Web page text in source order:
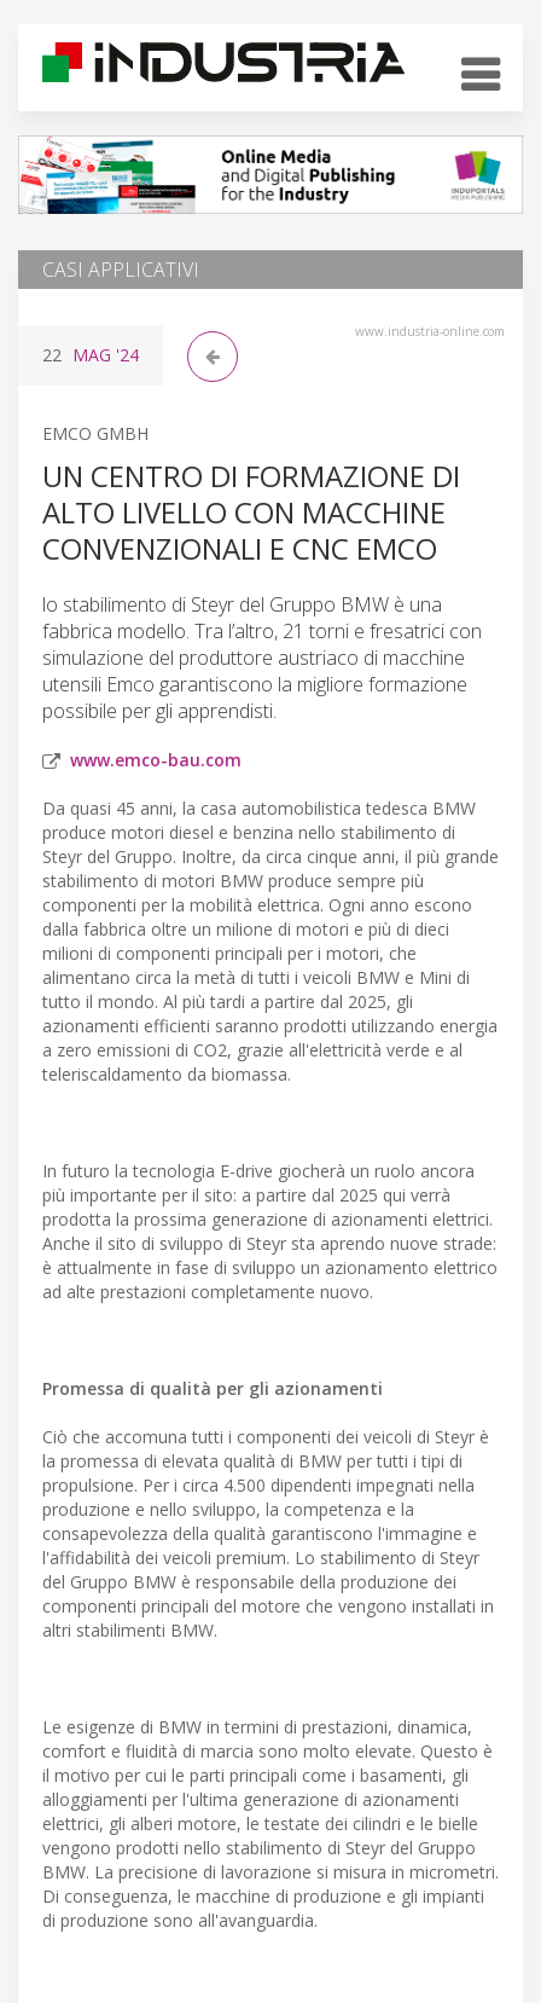
CASI APPLICATIVI
www.industria-online.com
22 MAG '24
EMCO GMBH
UN CENTRO DI FORMAZIONE DI
ALTO LIVELLO CON MACCHINE
CONVENZIONALI E CNC EMCO
lo stabilimento di Steyr del Gruppo BMW è una
fabbrica modello. Tra l’altro, 21 torni e fresatrici con
simulazione del produttore austriaco di macchine
utensili Emco garantiscono la migliore formazione
possibile per gli apprendisti.
www.emco-bau.com
Da quasi 45 anni, la casa automobilistica tedesca BMW
produce motori diesel e benzina nello stabilimento di
Steyr del Gruppo. Inoltre, da circa cinque anni, il più grande
stabilimento di motori BMW produce sempre più
componenti per la mobilità elettrica. Ogni anno escono
dalla fabbrica oltre un milione di motori e più di dieci
milioni di componenti principali per i motori, che
alimentano circa la metà di tutti i veicoli BMW e Mini di
tutto il mondo. Al più tardi a partire dal 2025, gli
azionamenti efficienti saranno prodotti utilizzando energia
a zero emissioni di CO2, grazie all'elettricità verde e al
teleriscaldamento da biomassa.
In futuro la tecnologia E-drive giocherà un ruolo ancora
più importante per il sito: a partire dal 2025 qui verrà
prodotta la prossima generazione di azionamenti elettrici.
Anche il sito di sviluppo di Steyr sta aprendo nuove strade:
è attualmente in fase di sviluppo un azionamento elettrico
ad alte prestazioni completamente nuovo.
Promessa di qualità per gli azionamenti
Ciò che accomuna tutti i componenti dei veicoli di Steyr è
la promessa di elevata qualità di BMW per tutti i tipi di
propulsione. Per i circa 4.500 dipendenti impegnati nella
produzione e nello sviluppo, la competenza e la
consapevolezza della qualità garantiscono l'immagine e
l'affidabilità dei veicoli premium. Lo stabilimento di Steyr
del Gruppo BMW è responsabile della produzione dei
componenti principali del motore che vengono installati in
altri stabilimenti BMW.
Le esigenze di BMW in termini di prestazioni, dinamica,
comfort e fluidità di marcia sono molto elevate. Questo è
il motivo per cui le parti principali come i basamenti, gli
alloggiamenti per l'ultima generazione di azionamenti
elettrici, gli alberi motore, le testate dei cilindri e le bielle
vengono prodotti nello stabilimento di Steyr del Gruppo
BMW. La precisione di lavorazione si misura in micrometri.
Di conseguenza, le macchine di produzione e gli impianti
di produzione sono all'avanguardia.